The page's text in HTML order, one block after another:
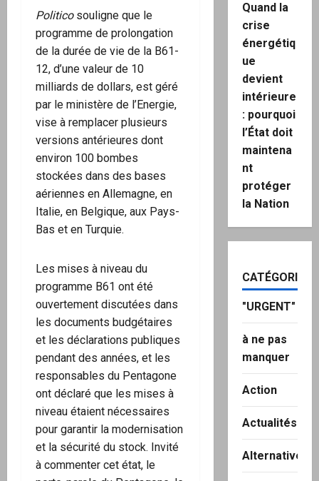
Politico souligne que le
programme de prolongation
de la durée de vie de la B61-
12, d’une valeur de 10
milliards de dollars, est géré
par le ministère de l’Energie,
vise à remplacer plusieurs
versions antérieures dont
environ 100 bombes
stockées dans des bases
aériennes en Allemagne, en
Italie, en Belgique, aux Pays-
Bas et en Turquie.
Les mises à niveau du
programme B61 ont été
ouvertement discutées dans
les documents budgétaires
et les déclarations publiques
pendant des années, et les
responsables du Pentagone
ont déclaré que les mises à
niveau étaient nécessaires
pour garantir la modernisation
et la sécurité du stock. Invité
à commenter cet état, le
Quand la
crise
énergétiq
ue
devient
intérieure
: pourquoi
l’État doit
maintena
nt
protéger
la Nation
CATÉGORIES
"URGENT"
à ne pas
manquer
Action
Actualités
Alternatives